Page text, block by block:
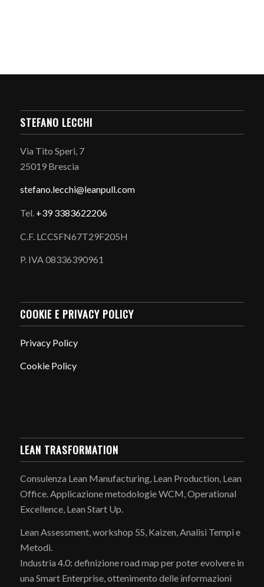
STEFANO LECCHI
Via Tito Speri, 7
25019 Brescia
stefano.lecchi@leanpull.com
Tel. +39 3383622206
C.F. LCCSFN67T29F205H
P. IVA 08336390961
COOKIE E PRIVACY POLICY
Privacy Policy
Cookie Policy
LEAN TRASFORMATION
Consulenza Lean Manufacturing, Lean Production, Lean
Office. Applicazione metodologie WCM, Operational
Excellence, Lean Start Up.
Lean Assessment, workshop 5S, Kaizen, Analisi Tempi e
Metodi.
Industria 4.0: definizione road map per poter evolvere in
una Smart Enterprise, ottenimento delle informazioni